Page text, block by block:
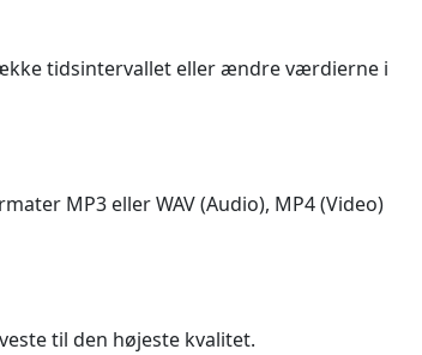
tidsintervallet eller ændre værdierne i
MP3 eller WAV (Audio), MP4 (Video)
til den højeste kvalitet.